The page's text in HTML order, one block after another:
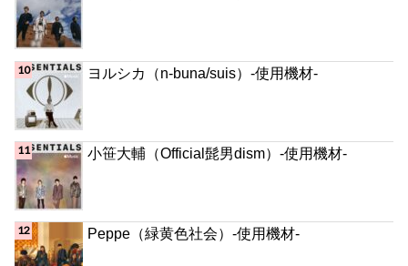
ヨルシカ（n-buna/suis）-使用機材-
小笹大輔（Official髭男dism）-使用機材-
Peppe（緑黄色社会）-使用機材-